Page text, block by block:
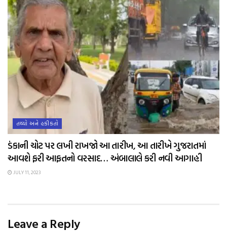
તથ્યો અને હકીકતો
ડંકાની ચોટ પર લખી રાખજો આ તારીખ, આ તારીખે ગુજરાતમાં
આવશે ફરી આફતનો વરસાદ… અંબાલાલે કરી નવી આગાહી
JULY 11, 2023
Leave a Reply